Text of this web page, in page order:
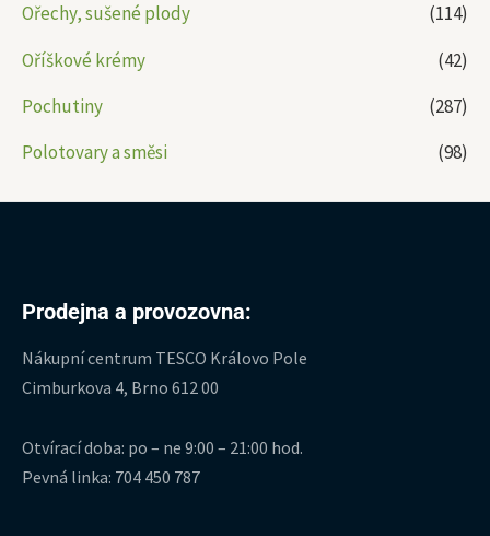
Ořechy, sušené plody
(114)
Oříškové krémy
(42)
Pochutiny
(287)
Polotovary a směsi
(98)
Prodejna a provozovna:
Nákupní centrum TESCO Královo Pole
Cimburkova 4, Brno 612 00
Otvírací doba: po – ne 9:00 – 21:00 hod.
Pevná linka: 704 450 787